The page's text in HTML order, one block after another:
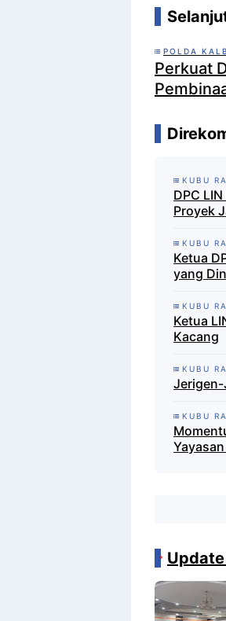
POLDA
Perkuat
KUBU
DPC
Proyek
KUBU
Ketua
yang
KUBU
Ketua
Kacang
KUBU
Jerigen-
KUBU